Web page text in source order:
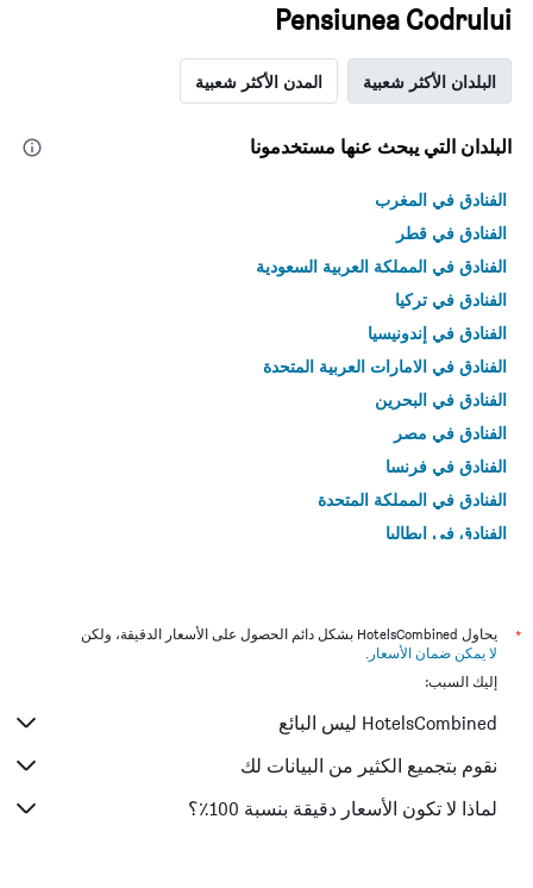
Pensiunea Codrului
البلدان الأكثر شعبية المدن الأكثر شعبية
البلدان التي يبحث عنها مستخدمونا
الفنادق في المغرب
الفنادق في قطر
الفنادق في المملكة العربية السعودية
الفنادق في تركيا
الفنادق في إندونيسيا
الفنادق في الامارات العربية المتحدة
الفنادق في البحرين
الفنادق في مصر
الفنادق في فرنسا
الفنادق في المملكة المتحدة
الفنادق في إيطاليا
*
يحاول HotelsCombined بشكل دائم الحصول على الأسعار الدقيقة، ولكن
لا يمكن ضمان الأسعار .
إليك السبب:
HotelsCombined ليس البائع
نقوم بتجميع الكثير من البيانات لك
لماذا لا تكون الأسعار دقيقة بنسبة 100٪؟